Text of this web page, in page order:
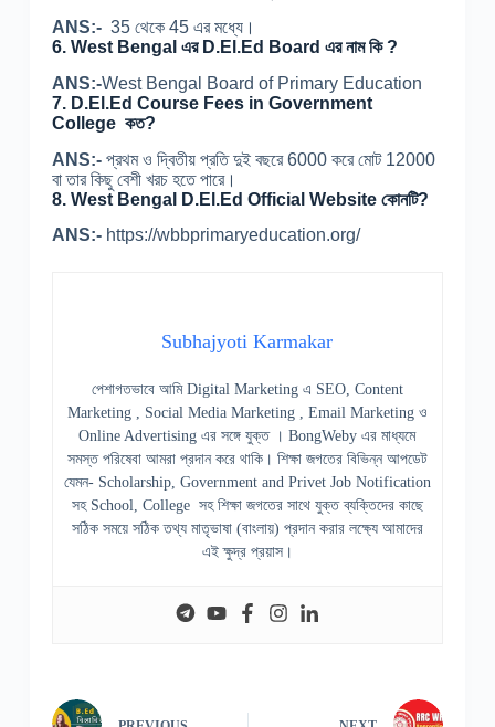
ANS:-35 থেকে 45 এর মধ্যে।
6. West Bengal এর D.El.Ed Board এর নাম কি ?
ANS:-West Bengal Board of Primary Education
7. D.El.Ed Course Fees in Government
College কত?
ANS:-প্রথম ও দ্বিতীয় প্রতি দুই বছরে 6000 করে মোট 12000
বা তার কিছু বেশী খরচ হতে পারে।
8. West Bengal D.El.Ed Official Website কোনটি?
ANS:- https://wbbprimaryeducation.org/
Subhajyoti Karmakar
পেশাগতভাবে আমি Digital Marketing এ SEO, Content
Marketing , Social Media Marketing , Email Marketing ও
Online Advertising এর সঙ্গে যুক্ত । BongWeby এর মাধ্যমে
সমস্ত পরিষেবা আমরা প্রদান করে থাকি। শিক্ষা জগতের বিভিন্ন আপডেট
যেমন- Scholarship, Government and Privet Job Notification
সহ School, College সহ শিক্ষা জগতের সাথে যুক্ত ব্যক্তিদের কাছে
সঠিক সময়ে সঠিক তথ্য মাতৃভাষা (বাংলায়) প্রদান করার লক্ষ্যে আমাদের
এই ক্ষুদ্র প্রয়াস।